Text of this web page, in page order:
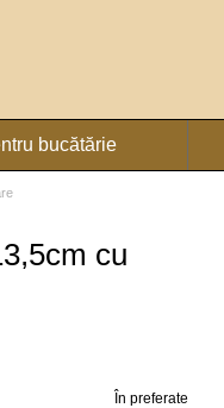
bucătărie
cu
În preferate